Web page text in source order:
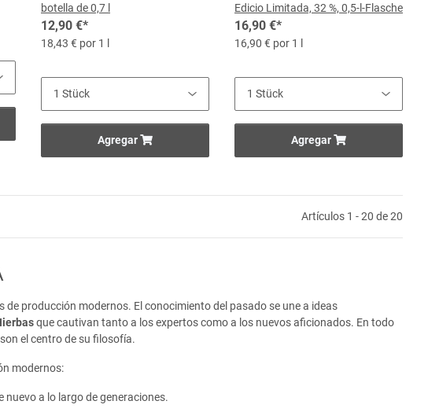
botella de 0,7 l
12,90 €*
18,43 € por 1 l
Agregar
Edicio Limitada, 32 %, 0,5-l-Flasche
16,90 €*
16,90 € por 1 l
Agregar
Artículos 1 - 20 de 20
producción modernos. El conocimiento del pasado se une a ideas
que cautivan tanto a los expertos como a los nuevos aficionados. En todo
el centro de su filosofía.
modernos:
a lo largo de generaciones.